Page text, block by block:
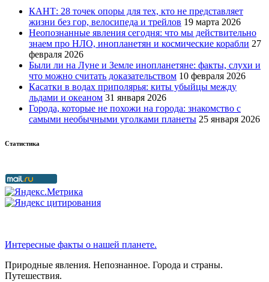
КАНТ: 28 точек опоры для тех, кто не представляет
жизни без гор, велосипеда и трейлов 19 марта 2026
Неопознанные явления сегодня: что мы действительно
знаем про НЛО, инопланетян и космические корабли 27
февраля 2026
Были ли на Луне и Земле инопланетяне: факты, слухи и
что можно считать доказательством 10 февраля 2026
Касатки в водах приполярья: киты убыйцы между
льдами и океаном 31 января 2026
Города, которые не похожи на города: знакомство с
самыми необычными уголками планеты 25 января 2026
Статистика
Интересные факты о нашей планете.
Природные явления. Непознанное. Города и страны.
Путешествия.